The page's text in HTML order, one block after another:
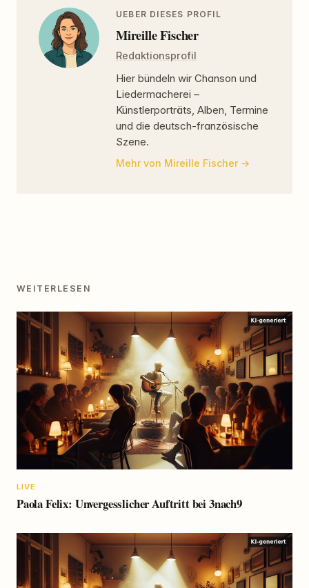
UEBER DIESES PROFIL
Mireille Fischer
Redaktionsprofil
Hier bündeln wir Chanson und
Liedermacherei –
Künstlerporträts, Alben, Termine
und die deutsch-französische
Szene.
Mehr von Mireille Fischer
WEITERLESEN
LIVE
Paola Felix: Unvergesslicher Auftritt bei 3nach9